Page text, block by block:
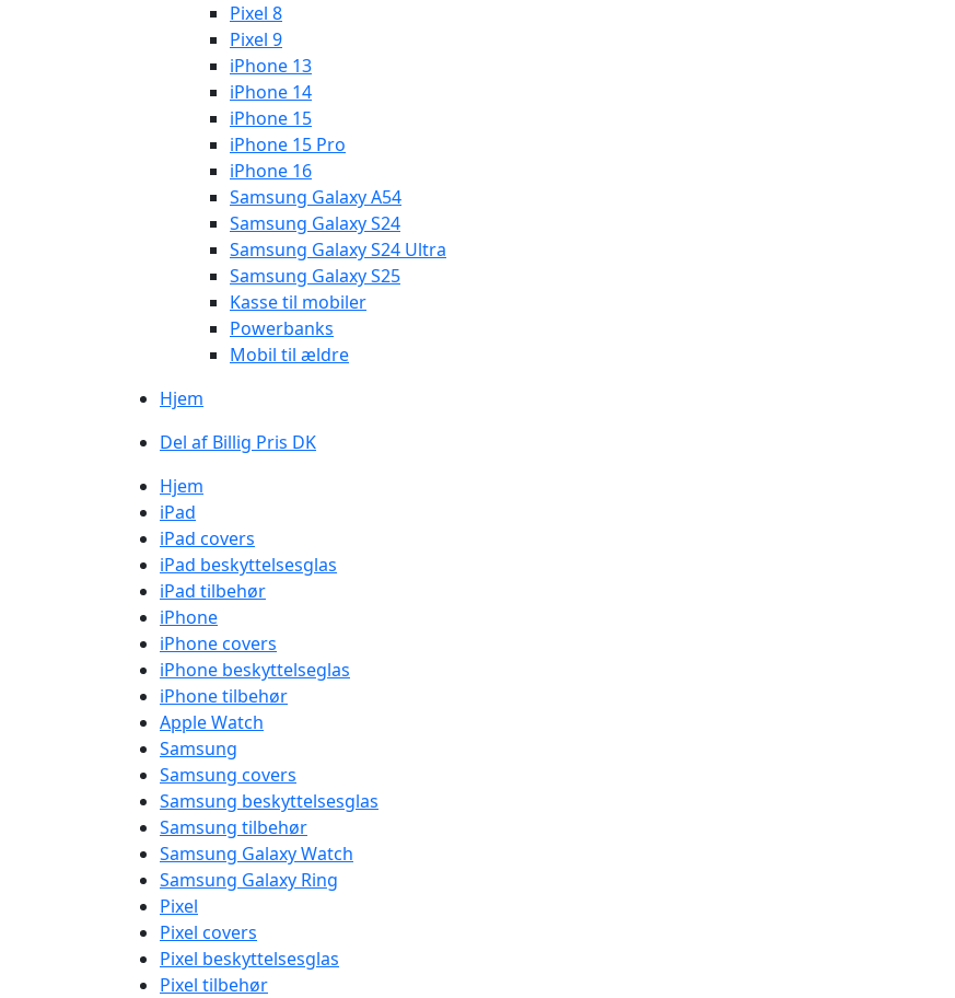
Pixel 8
Pixel 9
iPhone 13
iPhone 14
iPhone 15
iPhone 15 Pro
iPhone 16
Samsung Galaxy A54
Samsung Galaxy S24
Samsung Galaxy S24 Ultra
Samsung Galaxy S25
Kasse til mobiler
Powerbanks
Mobil til ældre
Hjem
Del af Billig Pris DK
Hjem
iPad
iPad covers
iPad beskyttelsesglas
iPad tilbehør
iPhone
iPhone covers
iPhone beskyttelseglas
iPhone tilbehør
Apple Watch
Samsung
Samsung covers
Samsung beskyttelsesglas
Samsung tilbehør
Samsung Galaxy Watch
Samsung Galaxy Ring
Pixel
Pixel covers
Pixel beskyttelsesglas
Pixel tilbehør